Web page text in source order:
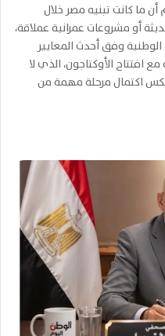
ما كانت تبنيه مصر خلال
أو مشروعات عمرانية عملاقة،
الوطنية وفق أحدث المعايير
افتتاح الأوكتاجون، الذي لا
اكتمال مرحلة مهمة من